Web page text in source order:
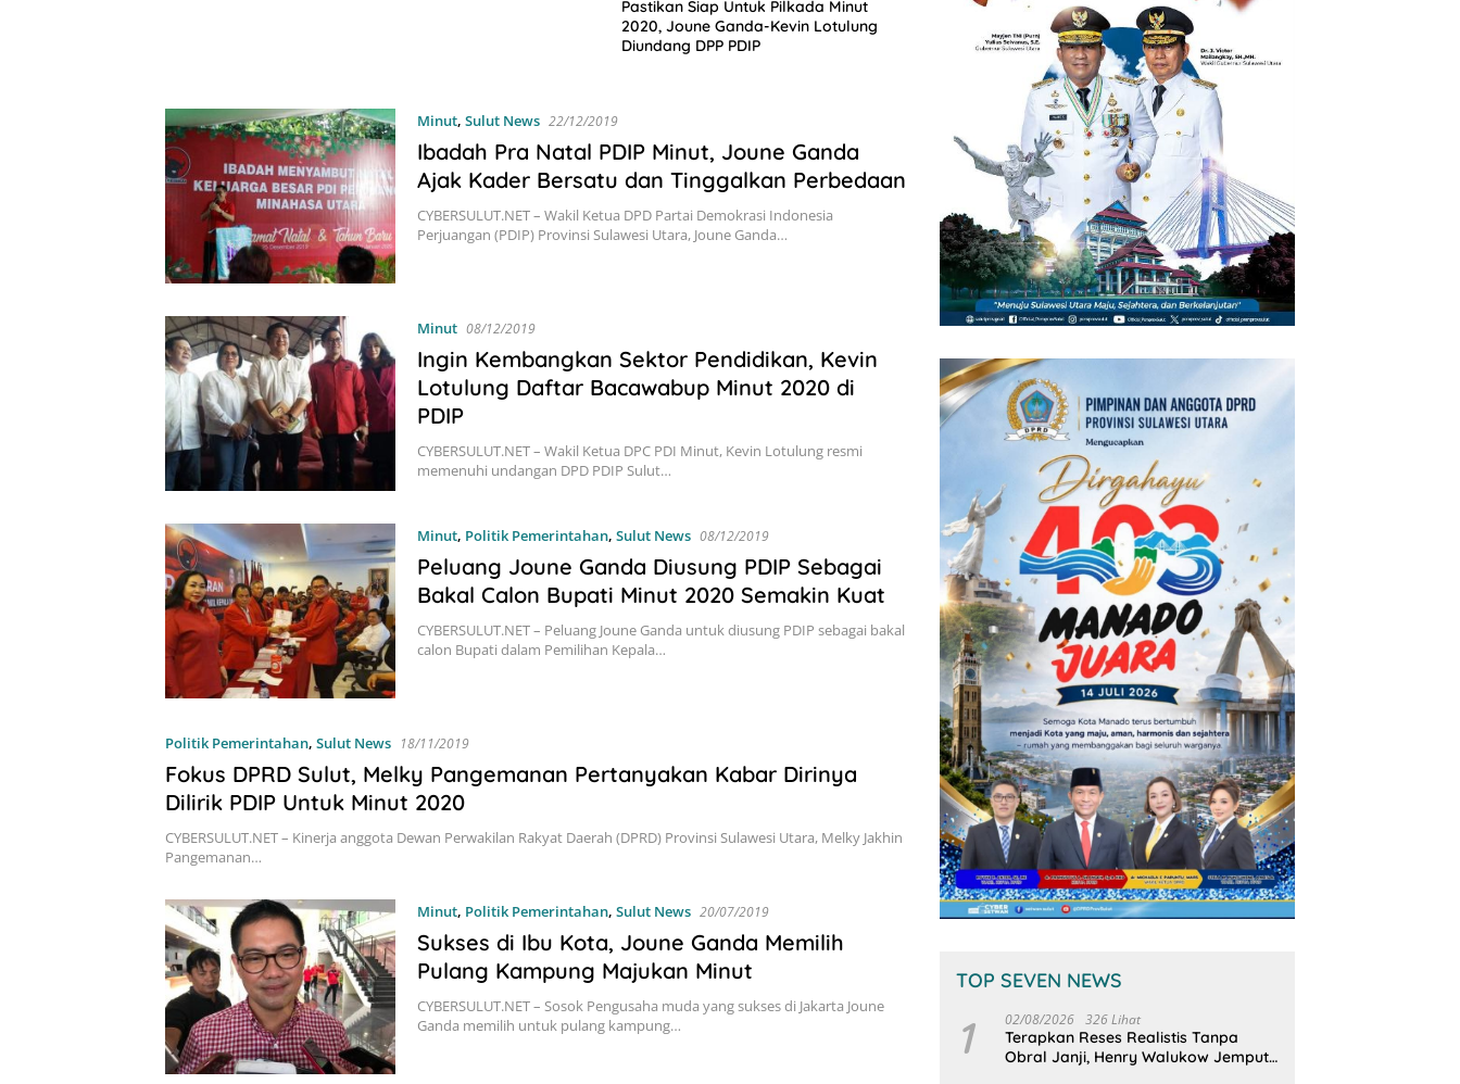
Pastikan Siap Untuk Pilkada Minut
2020, Joune Ganda-Kevin Lotulung
Diundang DPP PDIP
Minut, Sulut News 22/12/2019
Ibadah Pra Natal PDIP Minut, Joune Ganda
Ajak Kader Bersatu dan Tinggalkan Perbedaan
CYBERSULUT.NET – Wakil Ketua DPD Partai Demokrasi Indonesia
Perjuangan (PDIP) Provinsi Sulawesi Utara, Joune Ganda…
Minut 08/12/2019
Ingin Kembangkan Sektor Pendidikan, Kevin
Lotulung Daftar Bacawabup Minut 2020 di
PDIP
CYBERSULUT.NET – Wakil Ketua DPC PDI Minut, Kevin Lotulung resmi
memenuhi undangan DPD PDIP Sulut…
Minut, Politik Pemerintahan, Sulut News 08/12/2019
Peluang Joune Ganda Diusung PDIP Sebagai
Bakal Calon Bupati Minut 2020 Semakin Kuat
CYBERSULUT.NET – Peluang Joune Ganda untuk diusung PDIP sebagai bakal
calon Bupati dalam Pemilihan Kepala…
Politik Pemerintahan, Sulut News 18/11/2019
Fokus DPRD Sulut, Melky Pangemanan Pertanyakan Kabar Dirinya
Dilirik PDIP Untuk Minut 2020
CYBERSULUT.NET – Kinerja anggota Dewan Perwakilan Rakyat Daerah (DPRD) Provinsi Sulawesi Utara, Melky Jakhin
Pangemanan…
Minut, Politik Pemerintahan, Sulut News 20/07/2019
Sukses di Ibu Kota, Joune Ganda Memilih
Pulang Kampung Majukan Minut
CYBERSULUT.NET – Sosok Pengusaha muda yang sukses di Jakarta Joune
Ganda memilih untuk pulang kampung…
TOP SEVEN NEWS
1 02/08/2026 326 Lihat
Terapkan Reses Realistis Tanpa
Obral Janji, Henry Walukow Jemput